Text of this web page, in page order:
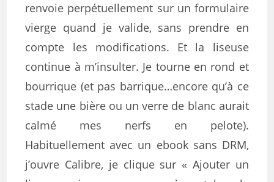
renvoie perpétuellement sur un formulaire
vierge quand je valide, sans prendre en
compte les modifications. Et la liseuse
continue à m’insulter. Je tourne en rond et
bourrique (et pas barrique…encore qu’à ce
stade une bière ou un verre de blanc aurait
calmé mes nerfs en pelote).
Habituellement avec un ebook sans DRM,
j’ouvre Calibre, je clique sur « Ajouter un